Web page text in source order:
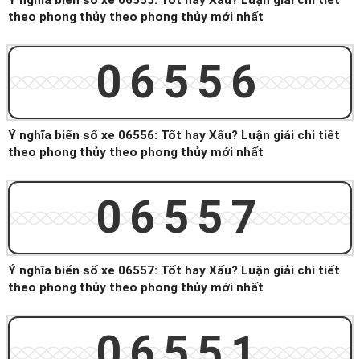
theo phong thủy theo phong thủy mới nhất
06556
Ý nghĩa biển số xe 06556: Tốt hay Xấu? Luận giải chi tiết
theo phong thủy theo phong thủy mới nhất
06557
Ý nghĩa biển số xe 06557: Tốt hay Xấu? Luận giải chi tiết
theo phong thủy theo phong thủy mới nhất